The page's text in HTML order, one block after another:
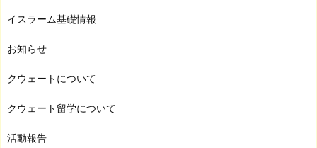
イスラーム基礎情報
お知らせ
クウェートについて
クウェート留学について
活動報告